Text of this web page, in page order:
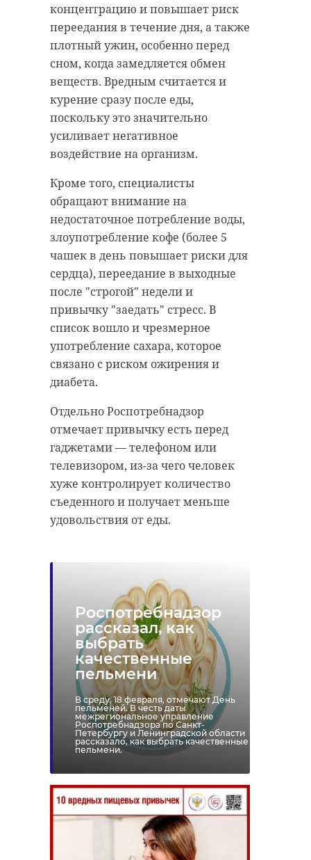
концентрацию и повышает риск
переедания в течение дня, а также
плотный ужин, особенно перед
сном, когда замедляется обмен
веществ. Вредным считается и
курение сразу после еды,
поскольку это значительно
усиливает негативное
воздействие на организм.
Кроме того, специалисты
обращают внимание на
недостаточное потребление воды,
злоупотребление кофе (более 5
чашек в день повышает риски для
сердца), переедание в выходные
после "строгой" недели и
привычку "заедать" стресс. В
список вошло и чрезмерное
употребление сахара, которое
связано с риском ожирения и
диабета.
Отдельно Роспотребнадзор
отмечает привычку есть перед
гаджетами — телефоном или
телевизором, из-за чего человек
хуже контролирует количество
съеденного и получает меньше
удовольствия от еды.
Роспотребнадзор
рассказал, как
выбрать
качественные
пельмени
В среду, 18 февраля, отмечают День
пельменей. В честь даты
межрегиональное управление
Роспотребнадзора по Санкт-
Петербургу и Ленинградской области
рассказало, как выбрать качественные
пельмени.